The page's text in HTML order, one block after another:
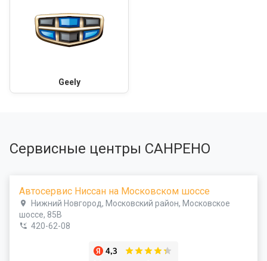
Geely
Сервисные центры САНРЕНО
Автосервис Ниссан на Московском шоссе
Нижний Новгород, Московский район, Московское
шоссе, 85В
420-62-08